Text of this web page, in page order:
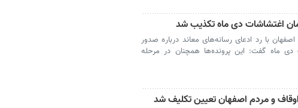
اغتشاشات دی ماه تکذیب شد
با رد ادعای رسانه‌های معاند درباره صدور
دی ماه گفت: این پرونده‌ها همچنان در مرحله
و مردم اصفهان تعیین تکلیف شد